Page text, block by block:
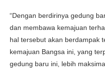
“Dengan berdirinya gedung
dan membawa kemajuan
hal tersebut akan berdampak
kemajuan Bangsa ini, yang
gedung baru ini, lebih